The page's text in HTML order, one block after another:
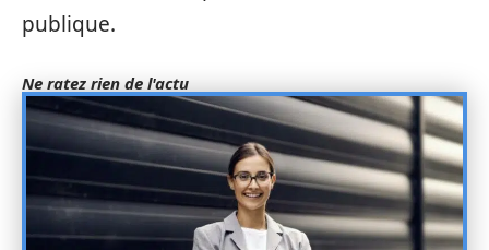
publique.
Ne ratez rien de l'actu